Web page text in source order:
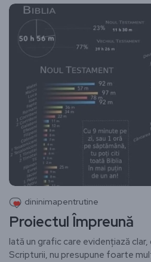
dininimapentrutine
Proiectul Împreună
Iată un grafic care evidențiază
Scripturii, nu presupune foarte